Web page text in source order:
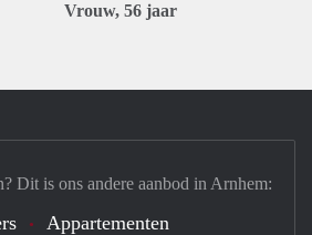
Vrouw, 56 jaar
Dit is ons andere aanbod in Arnhem:
Appartementen